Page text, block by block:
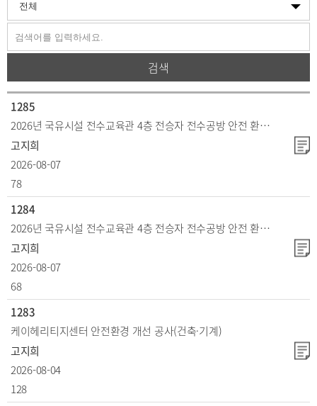
검색
1285
2026년 국유시설 전수교육관 4층 전승자 전수공방 안전 환경개선 공사(전기)
고지희
2026-08-07
78
1284
2026년 국유시설 전수교육관 4층 전승자 전수공방 안전 환경개선 공사(건축·기계)
고지희
2026-08-07
68
1283
케이헤리티지센터 안전환경 개선 공사(건축·기계)
고지희
2026-08-04
128